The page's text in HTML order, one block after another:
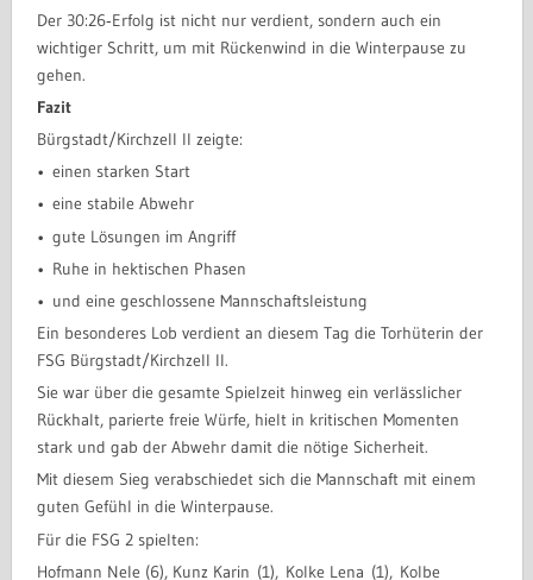
Der 30:26‑Erfolg ist nicht nur verdient, sondern auch ein
wichtiger Schritt, um mit Rückenwind in die Winterpause zu
gehen.
Fazit
Bürgstadt/Kirchzell II zeigte:
• ​einen starken Start
• ​eine stabile Abwehr
• ​gute Lösungen im Angriff
• ​Ruhe in hektischen Phasen
• ​und eine geschlossene Mannschaftsleistung
Ein besonderes Lob verdient an diesem Tag die Torhüterin der
FSG Bürgstadt/Kirchzell II.
Sie war über die gesamte Spielzeit hinweg ein verlässlicher
Rückhalt, parierte freie Würfe, hielt in kritischen Momenten
stark und gab der Abwehr damit die nötige Sicherheit.
Mit diesem Sieg verabschiedet sich die Mannschaft mit einem
guten Gefühl in die Winterpause.
Für die FSG 2 spielten:
Hofmann Nele (6), Kunz Karin (1), Kolke Lena (1), Kolbe